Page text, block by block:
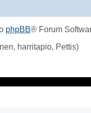
phpBB® Forum
harritapio, Pettis)